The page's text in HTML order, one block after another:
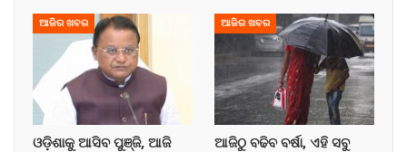
ଆଜିର ଖବର
ଓଡ଼ିଶାକୁ ଆସିବ ପୁଞ୍ଜି, ଆଜି
ଆଜିର ଖବର
ଆଜିଠୁ ବଢିବ ବର୍ଷା, ଏହି ସବୁ